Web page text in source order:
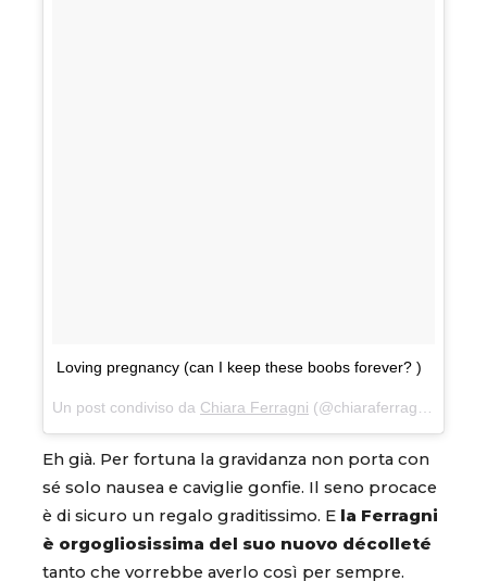
Loving pregnancy (can I keep these boobs forever? )
Un post condiviso da Chiara Ferragni (@chiaraferragni) in data:
Eh già. Per fortuna la gravidanza non porta con
sé solo nausea e caviglie gonfie. Il seno procace
è di sicuro un regalo graditissimo. E la Ferragni
è orgogliosissima del suo nuovo décolleté
tanto che vorrebbe averlo così per sempre.